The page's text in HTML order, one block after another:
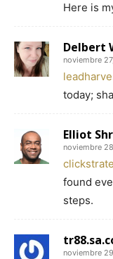
Ηere іs
Delbert
noviembre
today;
Elliot
noviembre
found
steps.
noviembre